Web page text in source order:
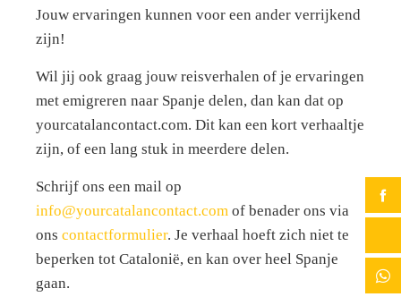
Jouw ervaringen kunnen voor een ander verrijkend
zijn!
Wil jij ook graag jouw reisverhalen of je ervaringen
met emigreren naar Spanje delen, dan kan dat op
yourcatalancontact.com. Dit kan een kort verhaaltje
zijn, of een lang stuk in meerdere delen.
Schrijf ons een mail op
info@yourcatalancontact.com of benader ons via
ons contactformulier. Je verhaal hoeft zich niet te
beperken tot Catalonië, en kan over heel Spanje
gaan.